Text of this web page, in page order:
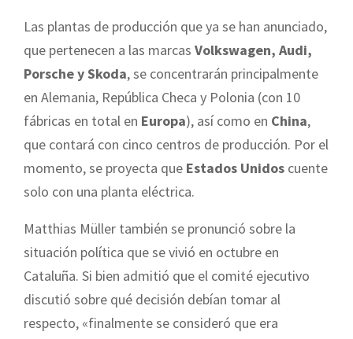
Las plantas de producción que ya se han anunciado,
que pertenecen a las marcas Volkswagen, Audi,
Porsche y Skoda, se concentrarán principalmente
en Alemania, República Checa y Polonia (con 10
fábricas en total en Europa), así como en China,
que contará con cinco centros de producción. Por el
momento, se proyecta que Estados Unidos cuente
solo con una planta eléctrica.
Matthias Müller también se pronunció sobre la
situación política que se vivió en octubre en
Cataluña. Si bien admitió que el comité ejecutivo
discutió sobre qué decisión debían tomar al
respecto, «finalmente se consideró que era